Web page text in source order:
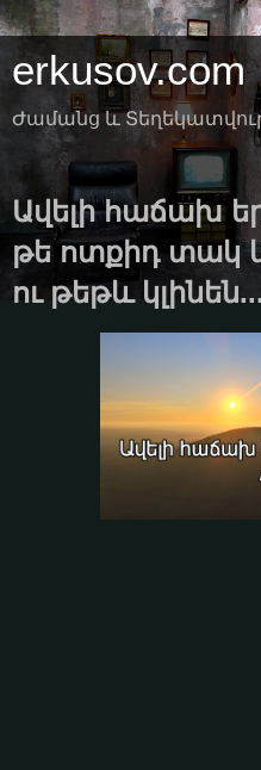
erkusov.com
Ժամանց և
Ավելի հաճախ
թե ոտքիդ տակ
ու թեթև կլինեն...